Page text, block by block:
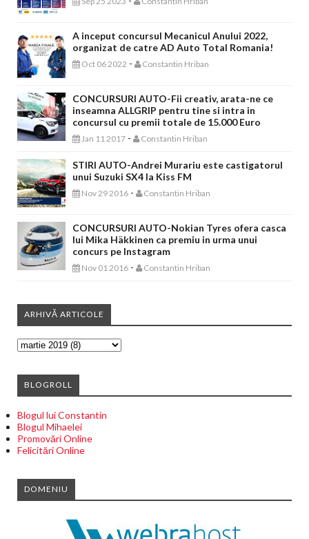
A inceput concursul Mecanicul Anului 2022,
organizat de catre AD Auto Total Romania!
Oct 06 2022 - Constantin Hriban
CONCURSURI AUTO-Fii creativ, arata-ne ce
inseamna ALLGRIP pentru tine si intra in
concursul cu premii totale de 15.000 Euro
Jan 11 2017 - Constantin Hriban
STIRI AUTO-Andrei Murariu este castigatorul
unui Suzuki SX4 la Kiss FM
Nov 29 2016 - Constantin Hriban
CONCURSURI AUTO-Nokian Tyres ofera casca
lui Mika Häkkinen ca premiu in urma unui
concurs pe Instagram
Nov 01 2016 - Constantin Hriban
ARHIVĂ ARTICOLE
BLOGROLL
Blogul lui Constantin
Blogul Mihaelei
Promovări Online
Felicitări Online
DOMENIU